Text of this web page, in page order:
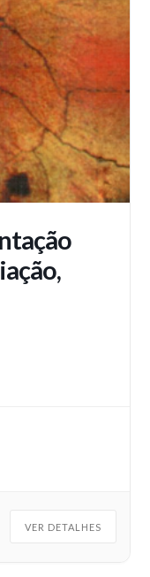
VER DETALHES